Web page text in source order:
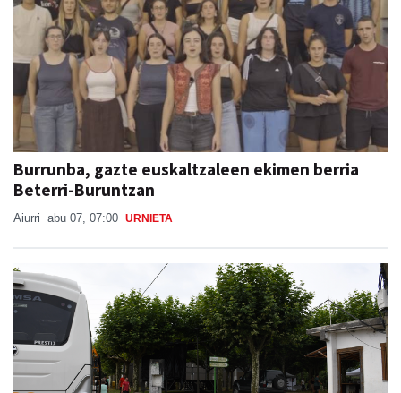
Burrunba, gazte euskaltzaleen ekimen berria
Beterri-Buruntzan
Aiurri abu 07, 07:00 URNIETA